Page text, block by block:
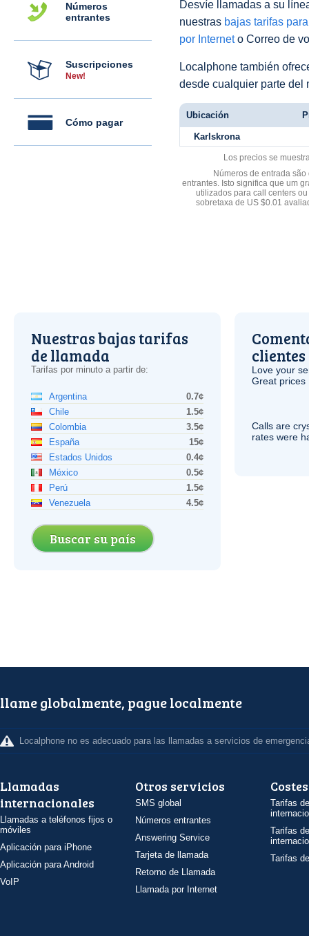
Números
entrantes
Suscripciones
New!
Cómo pagar
Desvíe llamadas a su
nuestras bajas tarifas
por Interneto Correo de
Localphone también
desde cualquier parte del
Ubicación
Karlskrona
Los precios se
Números de entrada
entrantes. Isto significa que um
utilizados para call centers
sobretaxa de US $0.01
Nuestras bajas tarifas
de llamada
Tarifas por minuto a partir de:
Argentina
0.7¢
Chile
1.5¢
Colombia
3.5¢
España
15¢
Estados Unidos
0.4¢
México
0.5¢
Perú
1.5¢
Venezuela
4.5¢
Buscar su país
clientes
Love your
Great prices
Calls are
rates were
llame globalmente, pague localmente
Localphone no es adecuado para las llamadas a servicios de
Llamadas
internacionales
Llamadas a teléfonos fijos o
móviles
Aplicación para iPhone
Aplicación para Android
VoIP
Otros servicios
SMS global
Números entrantes
Answering Service
Tarjeta de llamada
Retorno de Llamada
Llamada por Internet
Costes
Tarifas
Tarifas
Tarifas